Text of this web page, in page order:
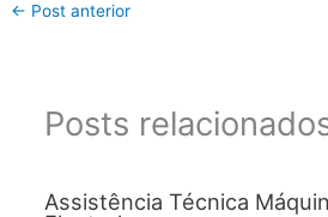
← Post anterior
Posts
Assistência Técnica